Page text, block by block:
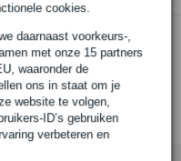
cookies.
daarnaast voorkeurs-,
met onze 15 partners
waaronder de
ons in staat om je
website te volgen,
ID’s gebruiken
verbeteren en